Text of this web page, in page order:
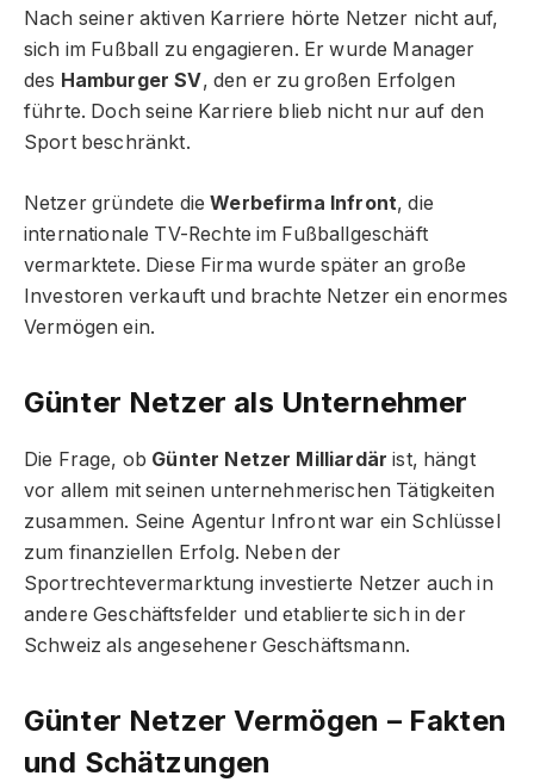
Nach seiner aktiven Karriere hörte Netzer nicht auf,
sich im Fußball zu engagieren. Er wurde Manager
des Hamburger SV, den er zu großen Erfolgen
führte. Doch seine Karriere blieb nicht nur auf den
Sport beschränkt.
Netzer gründete dieWerbefirma Infront, die
internationale TV-Rechte im Fußballgeschäft
vermarktete. Diese Firma wurde später an große
Investoren verkauft und brachte Netzer ein enormes
Vermögen ein.
Günter Netzer als Unternehmer
Die Frage, ob Günter Netzer Milliardär ist, hängt
vor allem mit seinen unternehmerischen Tätigkeiten
zusammen. Seine Agentur Infront war ein Schlüssel
zum finanziellen Erfolg. Neben der
Sportrechtevermarktung investierte Netzer auch in
andere Geschäftsfelder und etablierte sich in der
Schweiz als angesehener Geschäftsmann.
Günter Netzer Vermögen – Fakten
und Schätzungen